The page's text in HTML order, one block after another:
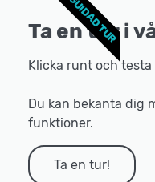
Ta en tur i
Klicka runt och
Du kan bekanta dig
funktioner.
Ta en tur!
GUIDAD TUR